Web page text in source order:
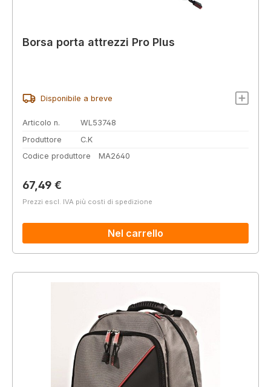
Borsa porta attrezzi Pro Plus
Disponibile a breve
Articolo n.
WL53748
Produttore
C.K
Codice produttore
MA2640
Prezzo normale:
67,49 €
Prezzi escl. IVA più costi di spedizione
Nel carrello